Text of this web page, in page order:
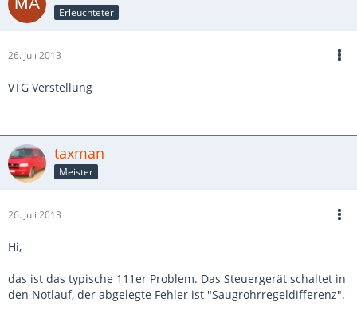
Erleuchteter
26. Juli 2013
VTG Verstellung
taxman
Meister
26. Juli 2013
Hi,
das ist das typische 111er Problem. Das Steuergerät schaltet in
den Notlauf, der abgelegte Fehler ist "Saugrohrregeldifferenz".